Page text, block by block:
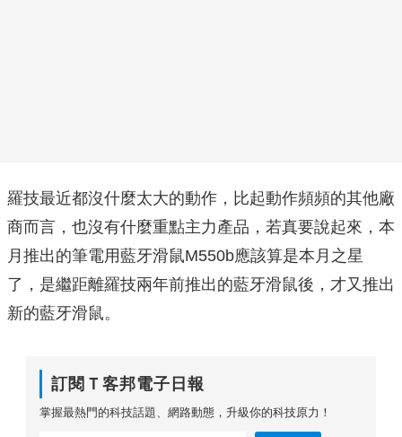
羅技最近都沒什麼太大的動作，比起動作頻頻的其他廠
商而言，也沒有什麼重點主力產品，若真要說起來，本
月推出的筆電用藍牙滑鼠M550b應該算是本月之星
了，是繼距離羅技兩年前推出的藍牙滑鼠後，才又推出
新的藍牙滑鼠。
訂閱Ｔ客邦電子日報
掌握最熱門的科技話題、網路動態，升級你的科技原力！